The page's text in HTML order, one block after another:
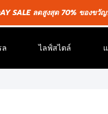
SALE ลดสูงสุด 70% ของข
ล ไลฟ์สไตล์